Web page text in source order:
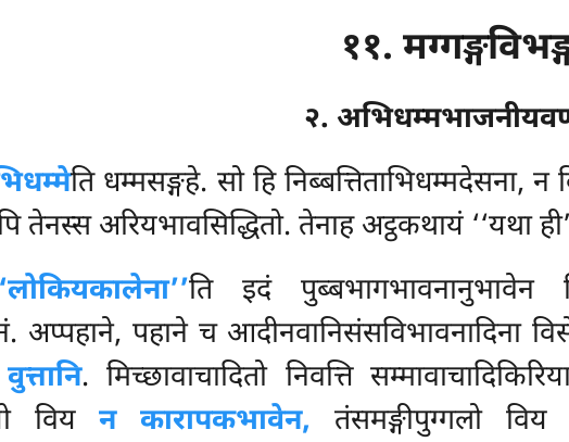
११.
२.
ति धम्मसङ्गहे. सो हि निब्बत्तिताभिधम्मदेसना, न
तेनस्स अरियभावसिद्धितो. तेनाह अट्ठकथायं ‘‘यथा
ति इदं पुब्बभागभावनानुभावेन
अप्पहाने, पहाने च आदीनवानिसंसविभावनादिना
. मिच्छावाचादितो निवत्ति
वियन कारापकभावेन, तंसमङ्गीपुग्गलो विय